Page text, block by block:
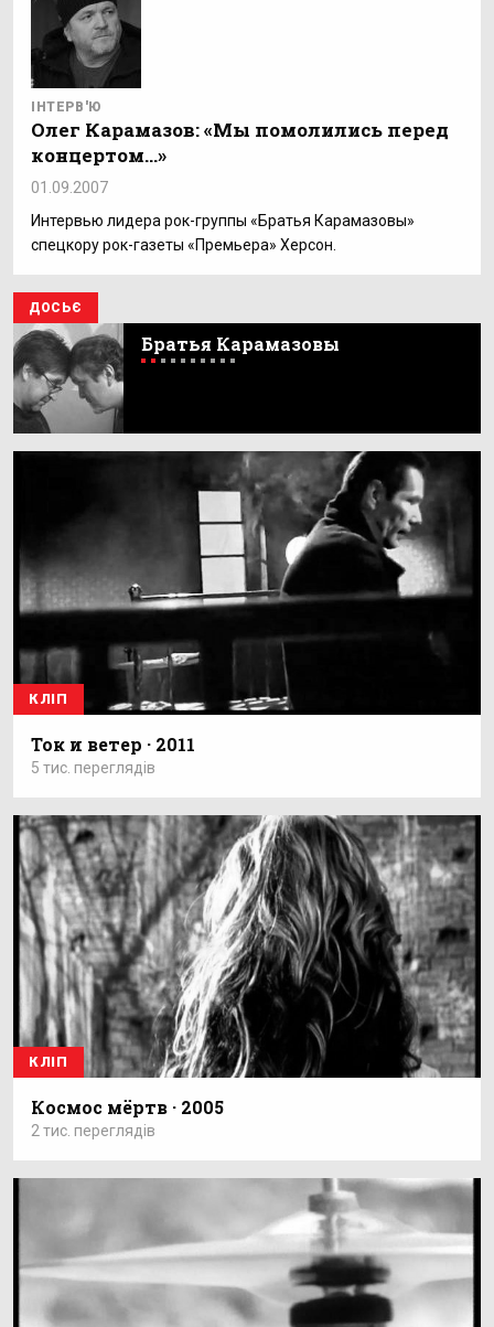
ІНТЕРВ'Ю
Олег Карамазов: «Мы помолились перед
концертом…»
01.09.2007
Интервью лидера рок-группы «Братья Карамазовы»
спецкору рок-газеты «Премьера» Херсон.
ДОСЬЄ
Братья Карамазовы
КЛІП
Ток и ветер · 2011
5 тис. переглядів
КЛІП
Космос мёртв · 2005
2 тис. переглядів